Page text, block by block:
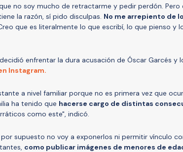
no soy mucho de retractarme y pedir perdón. Pero
la razón, sí pido disculpas. No me arrepiento de lo
que es literalmente lo que escribí, lo que pienso y
enfrentar la dura acusación de Óscar Garcés y
Instagram.
a nivel familiar porque no es primera vez que
ha tenido que hacerse cargo de distintas
como este", indicó.
supuesto no voy a exponerlos ni permitir vínculo
como publicar imágenes de menores de